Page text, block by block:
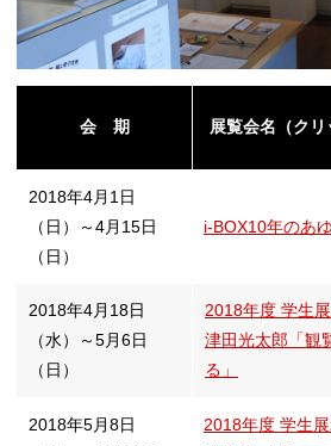
会 期 展覧会名（クリ
2018年4月1日
（日）～4月15日
（日）
i-BOX10年のあ
2018年4月18日
（水）～5月6日
（日）
2018年度 学生
津田光太郎「観
る」
2018年5月8日
2018年度 学生